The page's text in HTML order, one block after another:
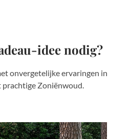
idee nodig?
onvergetelijke ervaringen in
prachtige Zoniënwoud.